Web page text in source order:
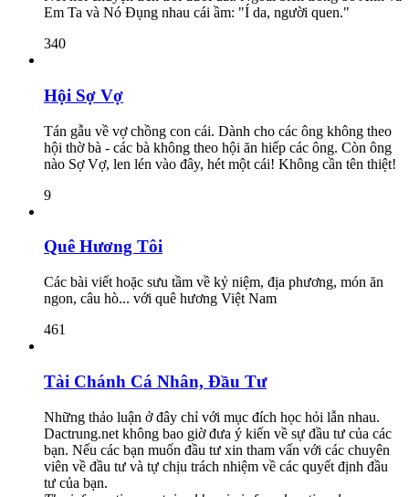
Em Ta và Nó Đụng nhau cái ầm: "Í da, người quen."
340
Hội Sợ Vợ
Tán gẫu về vợ chồng con cái. Dành cho các ông không theo
hội thờ bà - các bà không theo hội ăn hiếp các ông. Còn ông
nào Sợ Vợ, len lén vào đây, hét một cái! Không cần tên thiệt!
9
Quê Hương Tôi
Các bài viết hoặc sưu tầm về kỷ niệm, địa phương, món ăn
ngon, câu hò... với quê hương Việt Nam
461
Tài Chánh Cá Nhân, Đầu Tư
Những thảo luận ở đây chỉ với mục đích học hỏi lẫn nhau.
Dactrung.net không bao giờ đưa ý kiến về sự đầu tư của các
bạn. Nếu các bạn muốn đầu tư xin tham vấn với các chuyên
viên về đầu tư và tự chịu trách nhiệm về các quyết định đầu
tư của bạn.